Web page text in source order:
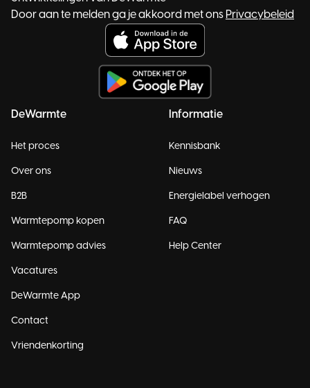
Door aan te melden ga je akkoord met ons Privacybeleid
DeWarmte
Het proces
Over ons
B2B
Warmtepomp kopen
Warmtepomp advies
Vacatures
DeWarmte App
Contact
Vriendenkorting
Informatie
Kennisbank
Nieuws
Energielabel verhogen
FAQ
Help Center